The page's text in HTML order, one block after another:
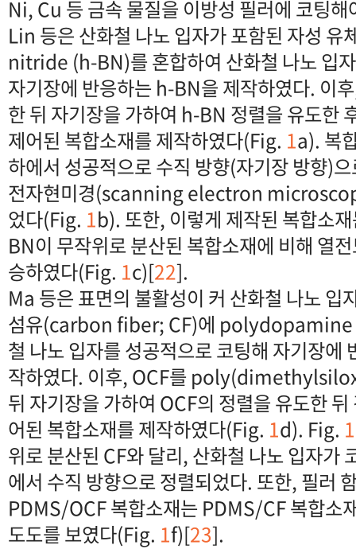
Ni, Cu 등 금속 물질을 이방성 필러에 코팅해
Lin 등은 산화철 나노 입자가 포함된 자성
nitride (h-BN)를 혼합하여 산화철 나노 입
자기장에 반응하는 h-BN을 제작하였다. 이
한 뒤 자기장을 가하여 h-BN 정렬을 유도한
제어된 복합소재를 제작하였다(Fig. 1a). 복
하에서 성공적으로 수직 방향(자기장 방향)
전자현미경(scanning electron
었다(Fig. 1b). 또한, 이렇게 제작된 복합소
BN이 무작위로 분산된 복합소재에 비해 열
승하였다(Fig. 1c)[22].
Ma 등은 표면의 불활성이 커 산화철 나노 입
섬유(carbon fiber; CF)에 polydopamine
철 나노 입자를 성공적으로 코팅해 자기장에
작하였다. 이후, OCF를
뒤 자기장을 가하여 OCF의 정렬을 유도한
어된 복합소재를 제작하였다(Fig. 1d). Fig. 1
위로 분산된 CF와 달리, 산화철 나노 입자가
에서 수직 방향으로 정렬되었다. 또한, 필러
PDMS/OCF 복합소재는 PDMS/CF 복합소
도도를 보였다(Fig. 1f)[23].